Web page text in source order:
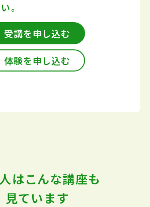
。
受講を申し込む
体験を申し込む
はこんな講座も
見ています